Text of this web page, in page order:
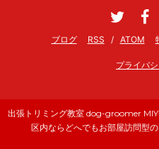
ブログ RSS / ATOM
プライバ
出張トリミング教室 dog-groomer
区内ならどへでもお部屋訪問型